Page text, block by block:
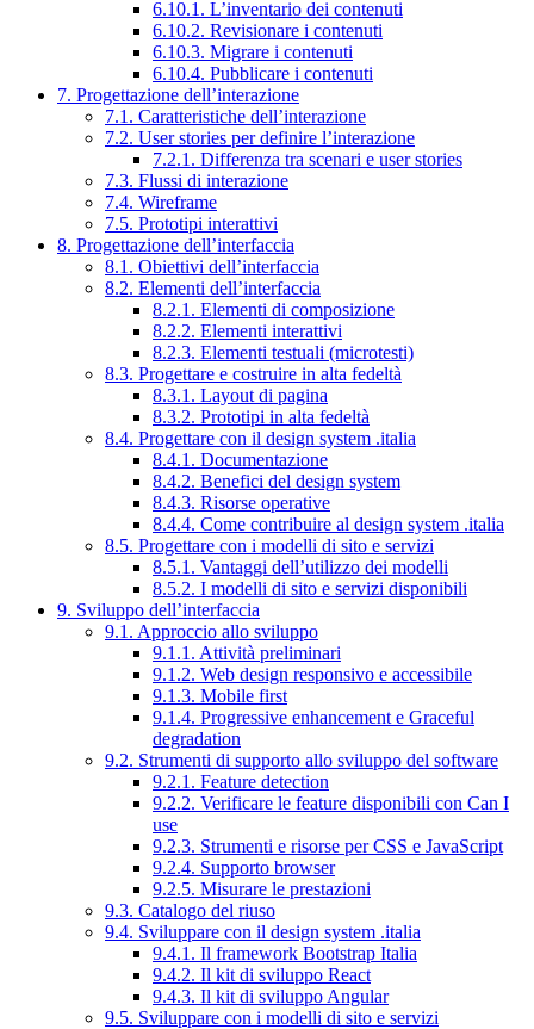
6.10.1. L’inventario dei contenuti
6.10.2. Revisionare i contenuti
6.10.3. Migrare i contenuti
6.10.4. Pubblicare i contenuti
7. Progettazione dell’interazione
7.1. Caratteristiche dell’interazione
7.2. User stories per definire l’interazione
7.2.1. Differenza tra scenari e user stories
7.3. Flussi di interazione
7.4. Wireframe
7.5. Prototipi interattivi
8. Progettazione dell’interfaccia
8.1. Obiettivi dell’interfaccia
8.2. Elementi dell’interfaccia
8.2.1. Elementi di composizione
8.2.2. Elementi interattivi
8.2.3. Elementi testuali (microtesti)
8.3. Progettare e costruire in alta fedeltà
8.3.1. Layout di pagina
8.3.2. Prototipi in alta fedeltà
8.4. Progettare con il design system .italia
8.4.1. Documentazione
8.4.2. Benefici del design system
8.4.3. Risorse operative
8.4.4. Come contribuire al design system .italia
8.5. Progettare con i modelli di sito e servizi
8.5.1. Vantaggi dell’utilizzo dei modelli
8.5.2. I modelli di sito e servizi disponibili
9. Sviluppo dell’interfaccia
9.1. Approccio allo sviluppo
9.1.1. Attività preliminari
9.1.2. Web design responsivo e accessibile
9.1.3. Mobile first
9.1.4. Progressive enhancement e Graceful
degradation
9.2. Strumenti di supporto allo sviluppo del software
9.2.1. Feature detection
9.2.2. Verificare le feature disponibili con Can I
use
9.2.3. Strumenti e risorse per CSS e JavaScript
9.2.4. Supporto browser
9.2.5. Misurare le prestazioni
9.3. Catalogo del riuso
9.4. Sviluppare con il design system .italia
9.4.1. Il framework Bootstrap Italia
9.4.2. Il kit di sviluppo React
9.4.3. Il kit di sviluppo Angular
9.5. Sviluppare con i modelli di sito e servizi